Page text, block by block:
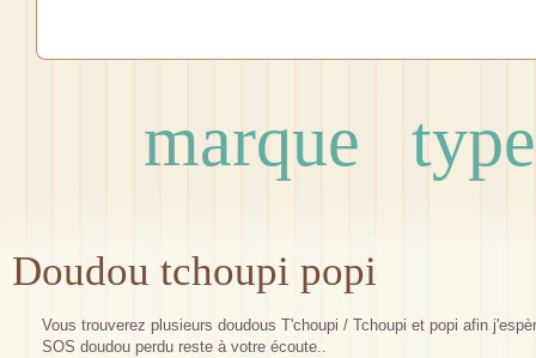
marque type
Doudou tchoupi popi
Vous trouverez plusieurs doudous T'choupi / Tchoupi et popi afin
SOS doudou perdu reste à votre écoute..